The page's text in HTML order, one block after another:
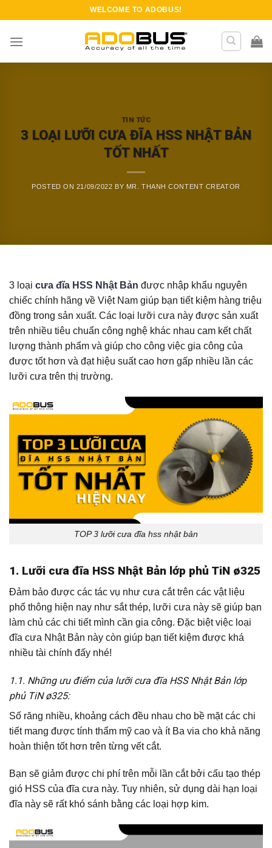
to
content
WELCOME TO ADOBUS!
TIN TỨC
3 LOẠI LƯỠI CƯA ĐĨA HSS NHẬT BẢN
TỐT NHẤT
POSTED ON 21/09/2022 BY MR. THANH CONTENT CREATOR
3 loại cưa đĩa HSS Nhật Bản được nhập khẩu nguyên
chiếc chính hãng về Việt Nam giúp bạn tiết kiệm hàng triệu
đồng trong sản xuất. Các loại lưỡi cưa này được sản xuất
trên nhiều tiêu chuẩn công nghệ khác nhau cam kết chất
lượng thành phẩm và giúp cho công việc gia công của
được tốt hơn và đạt hiệu suất cao hơn gấp nhiều lần các
lưỡi cưa trên thị trường.
TOP 3 lưỡi cưa đĩa hss nhật bản
1. Lưỡi cưa đĩa HSS Nhật Bản lớp phủ TiN ø325
Đảm bảo được các tác vụ như cưa cắt trên các vật liệu
phổ thông hiện nay như sắt thép, lưỡi cưa này sẽ giúp bạn
làm chủ các chi tiết mình cần gia công. Đặc biệt việc loại
đĩa cưa Nhật Bản này còn giúp bạn tiết kiệm được khá
nhiều tài chính đấy nhé!
1.1. Những ưu điểm của lưỡi cưa đĩa HSS Nhật Bản lớp
phủ TiN ø325:
Số răng nhiều, khoảng cách đều nhau cho bề mặt các chi
tiết mang được tính thẩm mỹ cao và ít Ba via cho khả năng
hoàn thiện tốt hơn trên từng vết cắt.
Bạn sẽ giảm được chi phí trên mỗi lần cắt bởi cấu tạo thép
gió HSS của đĩa cưa này. Tuy nhiên, sử dụng dài hạn loại
đĩa này sẽ rất khó sánh bằng các loại hợp kim.